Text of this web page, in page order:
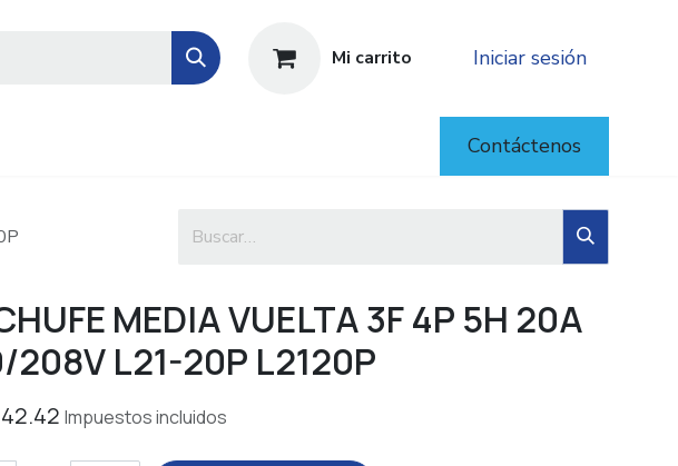
Mi carrito
Iniciar sesión
Contáctenos
MEDIA VUELTA 3F 4P 5H 20A
208V L21-20P L2120P
Impuestos incluidos